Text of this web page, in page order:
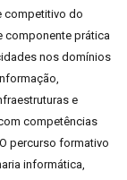
competitivo do
componente prática
nos domínios
e
competências
percurso formativo
informática,